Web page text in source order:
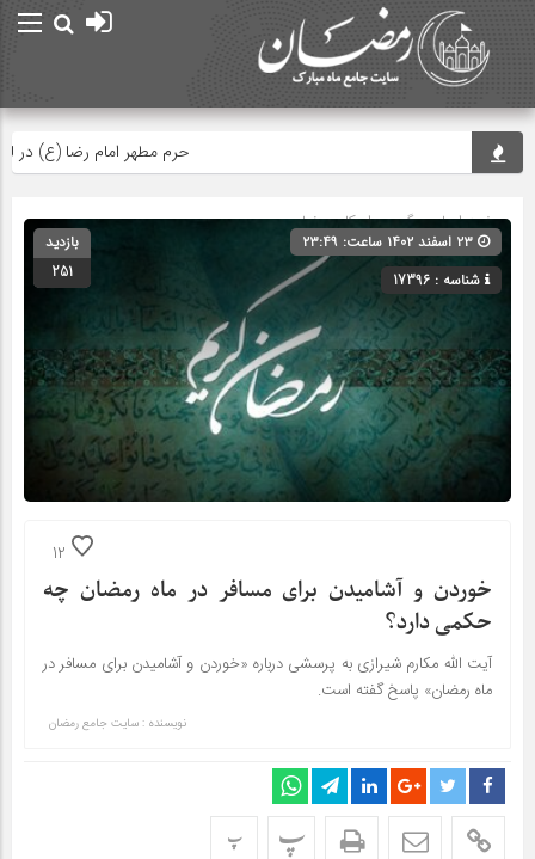
حرم مطهر امام رضا (ع) در لحظه
صفحه اصلی» گروه »احکام رمضان
شناسه : 17396
بازدید
251
12
خوردن و آشامیدن برای مسافر در ماه رمضان چه
حکمی دارد؟
آیت الله مکارم شیرازی به پرسشی درباره «خوردن و آشامیدن برای مسافر در
ماه رمضان» پاسخ گفته است.
نویسنده : سایت جامع رمضان
پ پ